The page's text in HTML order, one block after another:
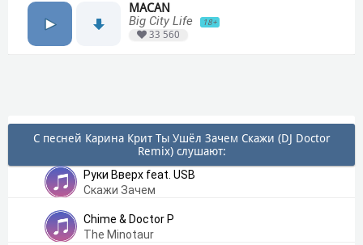
MACAN
Big City Life
18+
33 560
С песней Карина Крит Ты Ушёл Зачем Скажи (DJ Doctor
Remix) слушают:
Руки Вверх feat. USB
Скажи Зачем
Chime & Doctor P
The Minotaur